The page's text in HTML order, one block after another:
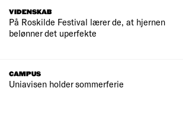
VIDENSKAB
På Roskilde Festival lærer de, at hjernen
belønner det uperfekte
CAMPUS
Uniavisen holder sommerferie